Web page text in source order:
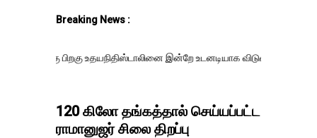
Breaking News :
உதயநிதிஸ்டாலினை இன்றே உடனடியாக விடுவிக்கப்பட வேண்.
120 கிலோ தங்கத்தால் செய்யப்பட்ட
ராமானுஜர் சிலை திறப்பு